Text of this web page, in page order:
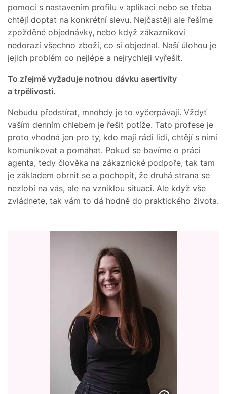
pomoci s nastavením profilu v aplikaci nebo se třeba
chtějí doptat na konkrétní slevu. Nejčastěji ale řešíme
zpožděné objednávky, nebo když zákazníkovi
nedorazí všechno zboží, co si objednal. Naší úlohou je
jejich problém co nejlépe a nejrychleji vyřešit.
To zřejmě vyžaduje notnou dávku asertivity
a trpělivosti.
Nebudu předstírat, mnohdy je to vyčerpávají. Vždyť
vaším denním chlebem je řešit potíže. Tato profese je
proto vhodná jen pro ty, kdo mají rádi lidi, chtějí s nimi
komunikovat a pomáhat. Pokud se bavíme o práci
agenta, tedy člověka na zákaznické podpoře, tak tam
je základem obrnit se a pochopit, že druhá strana se
nezlobí na vás, ale na vzniklou situaci. Ale když vše
zvládnete, tak vám to dá hodně do praktického života.